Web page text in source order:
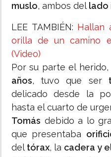
muslo, ambos del lado
LEE TAMBIÉN: Hallan
orilla de un camino
(Video)
Por su parte el herido,
años, tuvo que ser
delicado desde la
hasta el cuarto de
Tomás debido a lo
que presentaba
del tórax, la cadera y